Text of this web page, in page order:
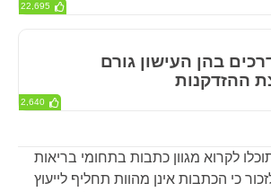
לקרוא מגוון כתבות בתחומי בריאות
כי הכתבות אינן מהוות תחליף לייעוץ
22,695
הדרכים בהן העישון גורם
ההזדקנות
2,640